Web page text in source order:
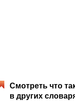
Смотреть что
в других